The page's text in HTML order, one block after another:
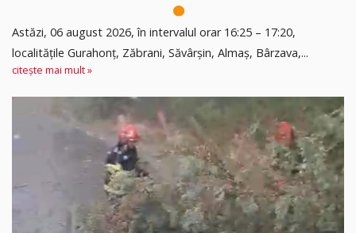
Astăzi, 06 august 2026, în intervalul orar 16:25 – 17:20,
localitățile Gurahonț, Zăbrani, Săvârșin, Almaș, Bârzava,...
citește mai mult »